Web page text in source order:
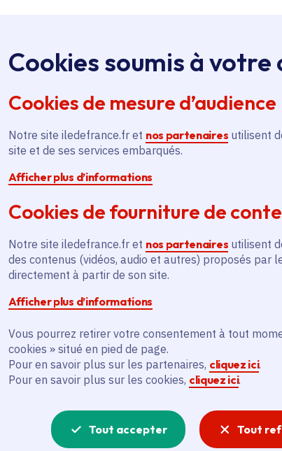
Cookies soumis à
Cookies de mesure d’audience
Notre site iledefrance.fr et nos partenaires utilisent
site et de ses services embarqués.
Afficher plus d’informations
Cookies de fourniture de
Notre site iledefrance.fr et nos partenaires utilisent
des contenus (vidéos, audio et autres) proposés par
directement à partir de son site.
Afficher plus d’informations
Vous pourrez retirer votre consentement à tout
cookies » situé en pied de page.
Pour en savoir plus sur les partenaires, cliquez ici.
Pour en savoir plus sur les cookies, cliquez ici.
Tout accepter Tout
en Île-de-France
d'accueil et
pour 6
Vincennes (94)
Créer une
Voté en 2021
En savoir plus
actualités